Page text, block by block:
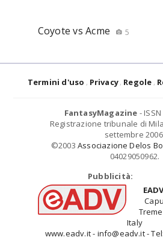
Coyote vs Acme 5
Termini d'uso Privacy Regole
FantasyMagazine -
Registrazione tribunale di
settembre
©2003 Associazione Delos
04029050962.
Pubblicità:
Italy
www.eadv.it - info@eadv.it -